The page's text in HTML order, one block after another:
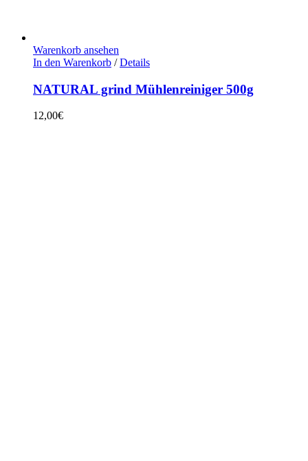
Warenkorb ansehen
In den Warenkorb / Details
NATURAL grind Mühlenreiniger 500g
12,00€